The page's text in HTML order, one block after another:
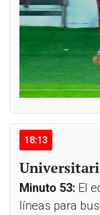
18:13
Minuto 53: El
líneas para